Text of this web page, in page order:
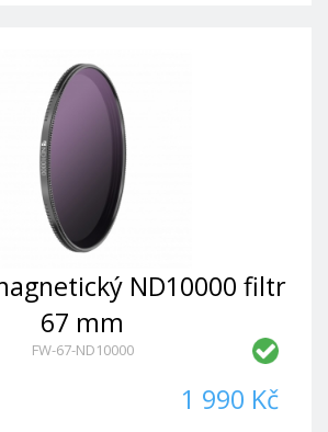
ND10000 filtr
67 mm
FW-67-ND10000
1 990 Kč